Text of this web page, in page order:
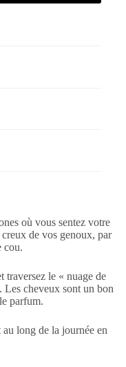
où vous sentez votre
de vos genoux, par
cou.
traversez le « nuage de
cheveux sont un bon
parfum.
long de la journée en